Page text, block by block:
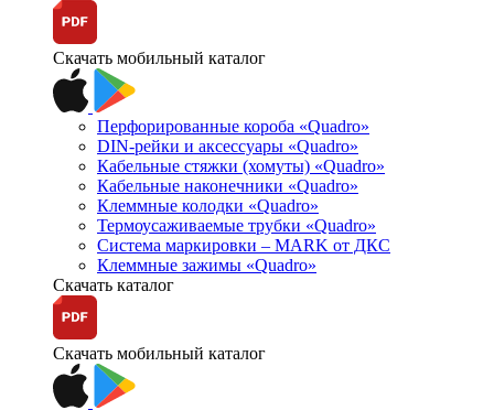
Скачать мобильный каталог
Перфорированные короба «Quadro»
DIN-рейки и аксессуары «Quadro»
Кабельные стяжки (хомуты) «Quadro»
Кабельные наконечники «Quadro»
Клеммные колодки «Quadro»
Термоусаживаемые трубки «Quadro»
Система маркировки – MARK от ДКС
Клеммные зажимы «Quadro»
Скачать каталог
Скачать мобильный каталог